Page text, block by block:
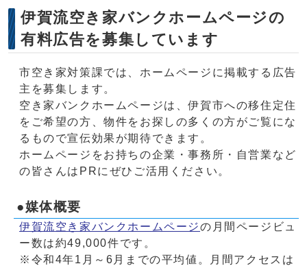
伊賀流空き家バンクホームページの
有料広告を募集しています
市空き家対策課では、ホームページに掲載する広告
主を募集します。
空き家バンクホームページは、伊賀市への移住定住
をご希望の方、物件をお探しの多くの方がご覧にな
るもので宣伝効果が期待できます。
ホームページをお持ちの企業・事務所・自営業など
の皆さんはPRにぜひご活用ください。
●媒体概要
伊賀流空き家バンクホームページの月間ページビュ
ー数は約49,000件です。
※令和4年1月～6月までの平均値。月間アクセスは